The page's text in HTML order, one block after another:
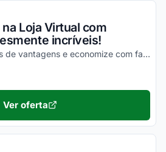
Loja Virtual com
incríveis!
Aproveite com milhares de vantagens e economize com facilidade nas suas compras!
Ver oferta